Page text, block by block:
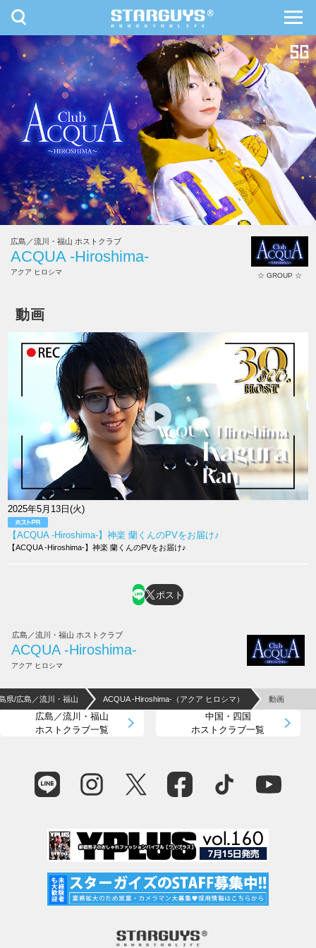
九州・沖縄 北海道・東北
toggle
navigation
広島／流川・福山 ホストクラブ
ACQUA -Hiroshima-
アクア ヒロシマ ☆ GROUP ☆
動画
2025年5月13日(火)
【ACQUA -Hiroshima-】神楽 蘭くんのPVをお届け♪
【ACQUA -Hiroshima-】神楽 蘭くんのPVをお届け♪
ポスト
広島／流川・福山 ホストクラブ
ACQUA -Hiroshima-
アクア ヒロシマ
県/広島／流川・福山 ACQUA -Hiroshima-（アクア ヒロシマ） 動画
広島／流川・福山
ホストクラブ一覧
中国・四国
ホストクラブ一覧